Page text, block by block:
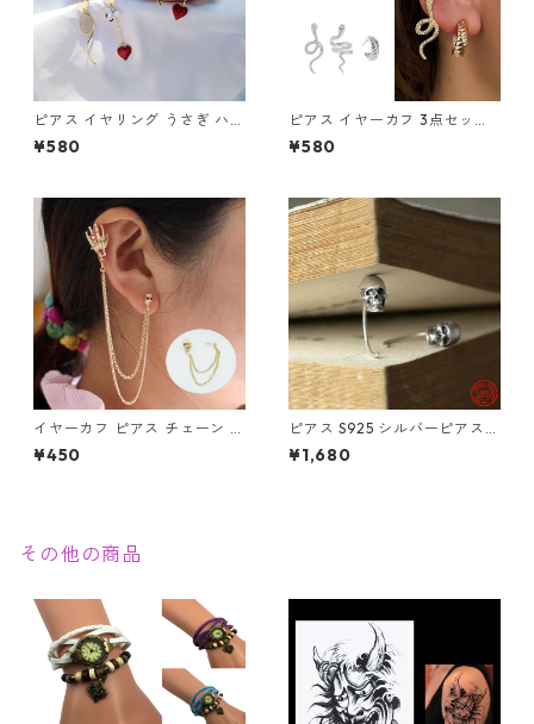
ピアス イヤリング うさぎ ハー
ト 時計 アシメ かわいい 不思
議 兎 白うさぎ 懐中時計 ワン
¥580
ピアス イヤーカフ 3点セット
3個 スネーク 蛇 へび 片耳用
ゴールド シルバー メンズ レデ
¥580
イヤーカフ ピアス チェーン ス
カル ハンド フェイス ゴールド
骸骨 がいこつ パンク ゴスロリ
¥450
ピアス S925 シルバーピアス
スカル ユニセックス フックピ
アス 片耳用
¥1,680
その他の商品